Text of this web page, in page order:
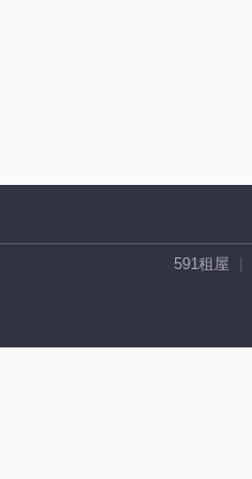
591租屋